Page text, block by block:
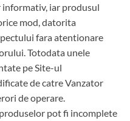
informativ, iar produsul
mod, datorita
fara atentionare
Totodata unele
pe Site-ul
de catre Vanzator
de operare.
pot fi incomplete